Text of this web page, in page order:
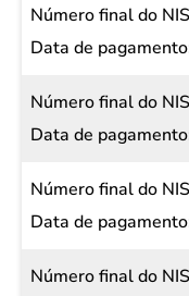
Número
final do
Data de
pagamento